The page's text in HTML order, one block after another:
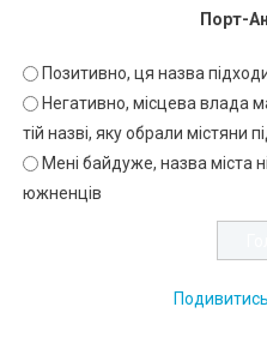
Порт-
Позитивно, ця назва
Негативно, місцева влада
тій назві, яку обрали містяни
Мені байдуже, назва міста
южненців